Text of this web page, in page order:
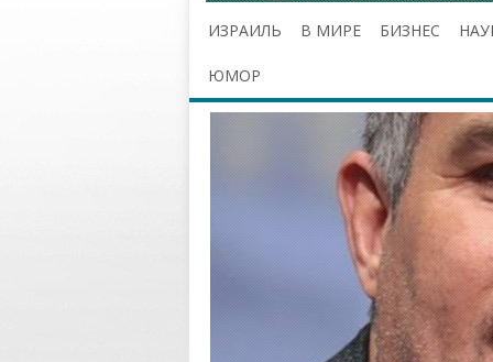
ИЗРАИЛЬ В МИРЕ БИЗНЕС
ЮМОР